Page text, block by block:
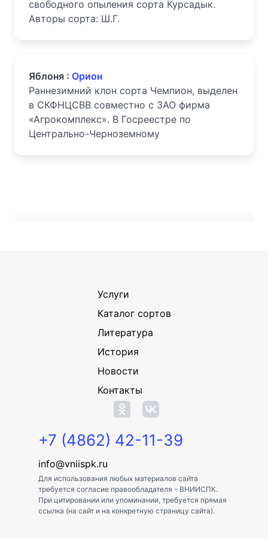
свободного опыления сорта Курсадык.
Авторы сорта: Ш.Г.
Яблоня : Орион
Раннезимний клон сорта Чемпион, выделен
в СКФНЦСВВ совместно с ЗАО фирма
«Агрокомплекс». В Госреестре по
Центрально-Черноземному
Услуги
Каталог сортов
Литература
История
Новости
Контакты
+7 (4862) 42-11-39
info@vniispk.ru
Для использования любых материалов сайта
требуется согласие правообладателя - ВНИИСПК.
При цитировании или упоминании, требуется прямая
ссылка (на сайт и на конкретную страницу сайта).